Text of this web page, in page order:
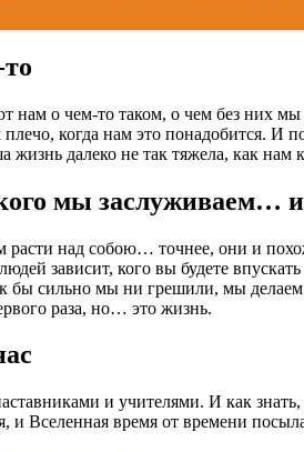
нам о чем-то таком, о чем без
плечо, когда нам это понадобится.
далеко не так тяжела, как нам
мы заслуживаем…
расти над собою… точнее, они и
зависит, кого вы будете
бы сильно мы ни грешили, мы
раза, но… это жизнь.
и учителями. И как
Вселенная время от времени